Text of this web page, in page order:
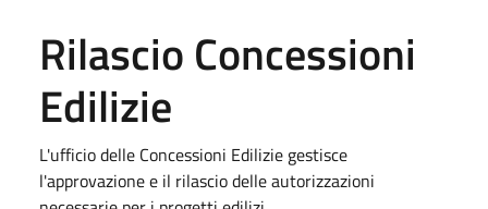
Rilascio Concessioni
Edilizie
L'ufficio delle Concessioni Edilizie gestisce
l'approvazione e il rilascio delle autorizzazioni